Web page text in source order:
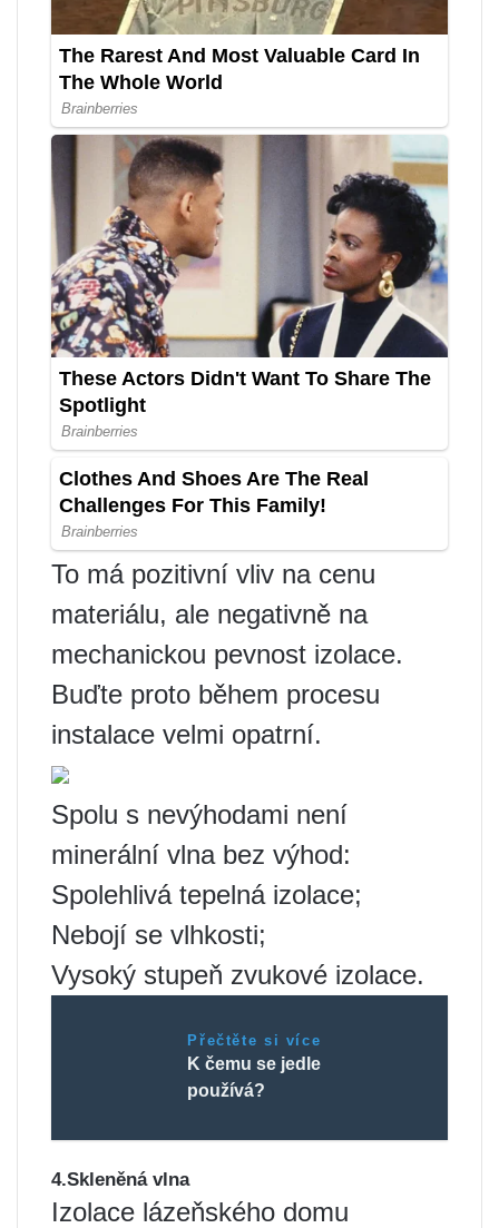
To má pozitivní vliv na cenu
materiálu, ale negativně na
mechanickou pevnost izolace.
Buďte proto během procesu
instalace velmi opatrní.
Spolu s nevýhodami není
minerální vlna bez výhod:
Spolehlivá tepelná izolace;
Nebojí se vlhkosti;
Vysoký stupeň zvukové izolace.
Přečtěte si více
K čemu se jedle
používá?
4.Skleněná vlna
Izolace lázeňského domu